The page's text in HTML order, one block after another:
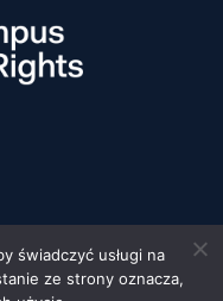
w Poznaniu, Wydział
świadczyć usługi na
ze strony oznacza,